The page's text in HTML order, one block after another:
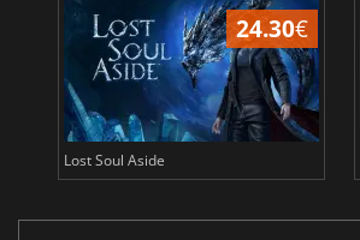
24.30€
Lost Soul Aside